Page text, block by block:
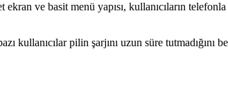
ve basit menü yapısı, kullanıcıların telefonla
kullanıcılar pilin şarjını uzun süre tutmadığını